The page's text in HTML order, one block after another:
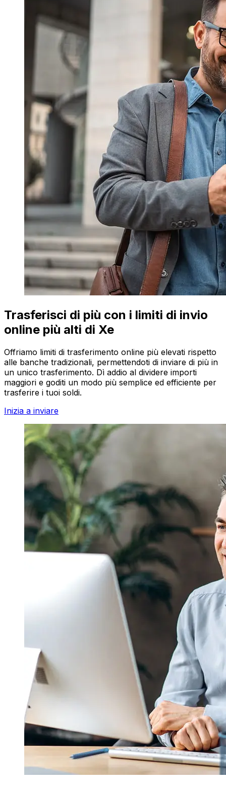
Trasferisci di più con i limiti di invio
online più alti di Xe
Offriamo limiti di trasferimento online più elevati rispetto
alle banche tradizionali, permettendoti di inviare di più in
un unico trasferimento. Dì addio al dividere importi
maggiori e goditi un modo più semplice ed efficiente per
trasferire i tuoi soldi.
Inizia a inviare